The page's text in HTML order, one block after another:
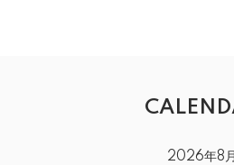
2026年8月